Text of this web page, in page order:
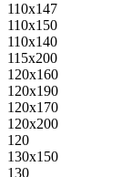
110х147
110х150
110х140
115х200
120х160
120х190
120х170
120х200
120
130х150
130